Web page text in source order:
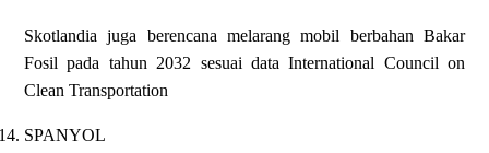
Skotlandia juga berencana melarang mobil berbahan Bakar
Fosil pada tahun 2032 sesuai data International Council on
Clean Transportation
SPANYOL